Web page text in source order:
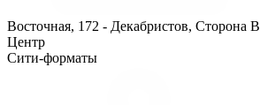
Восточная, 172 - Декабристов, Сторона B
Центр
Сити-форматы